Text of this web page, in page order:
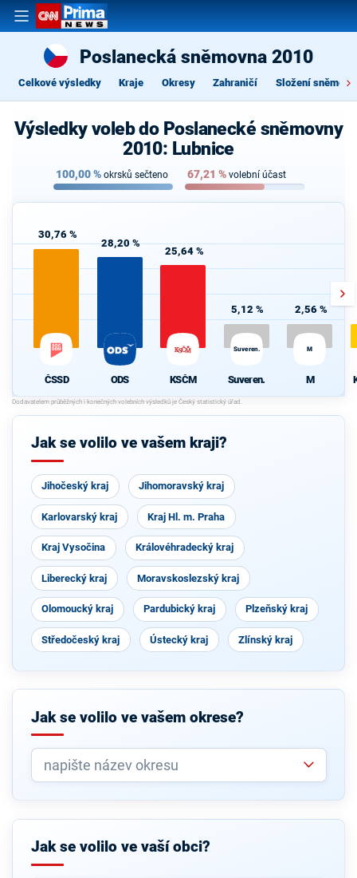
Poslanecká sněmovna 2010
Celkové výsledky Kraje Okresy Zahraničí Složení
Výsledky voleb do Poslanecké sněmovny
2010: Lubnice
100,00% okrsků sečteno 67,21 % volební účast
30,76 %
ČSSD
28,20 %
ODS
25,64 %
KSČM
5,12 %
Suveren.
Suveren.
2,56 %
M
M
Jak se volilo ve vašem kraji?
Jihočeský kraj Jihomoravský kraj
Karlovarský kraj Kraj Hl. m. Praha
Kraj Vysočina Královéhradecký kraj
Liberecký kraj Moravskoslezský kraj
Olomoucký kraj Pardubický kraj Plzeňský kraj
Středočeský kraj Ústecký kraj Zlínský kraj
Jak se volilo ve vašem okrese?
Jak se volilo ve vaší obci?